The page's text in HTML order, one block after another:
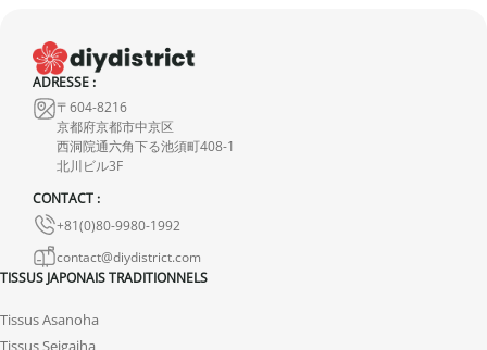
En cas de défaut de notre part, contactez-nous dans les 72 heures
avec photos ou vidéo, afin que nous trouvions ensemble une
solution rapide et adaptée.
ADRESSE :
〒604-8216
京都府京都市中京区
西洞院通六角下る池須町408-1
北川ビル3F
CONTACT :
+81(0)80-9980-1992
contact@diydistrict.com
TISSUS JAPONAIS TRADITIONNELS
Tissus Asanoha
Tissus Seigaiha